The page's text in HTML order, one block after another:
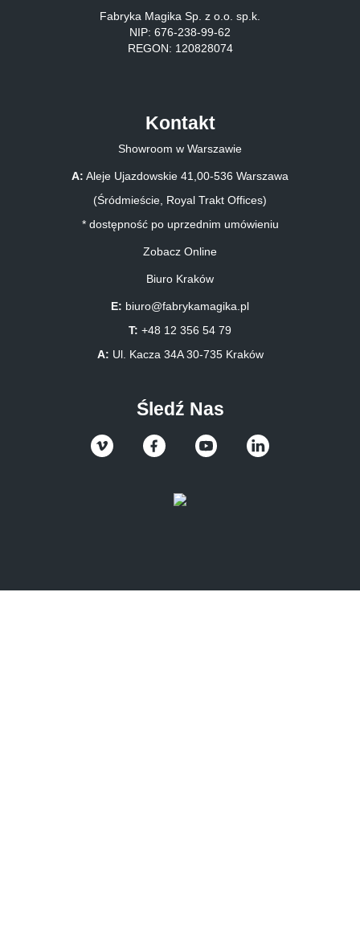
Fabryka Magika Sp. z o.o. sp.k.
NIP: 676-238-99-62
REGON: 120828074
Kontakt
Showroom w Warszawie
A: Aleje Ujazdowskie 41,00-536 Warszawa
(Śródmieście, Royal Trakt Offices)
* dostępność po uprzednim umówieniu
Zobacz Online
Biuro Kraków
E: biuro@fabrykamagika.pl
T: +48 12 356 54 79
A: Ul. Kacza 34A 30-735 Kraków
Śledź Nas